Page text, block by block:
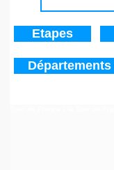
Etapes
Départements